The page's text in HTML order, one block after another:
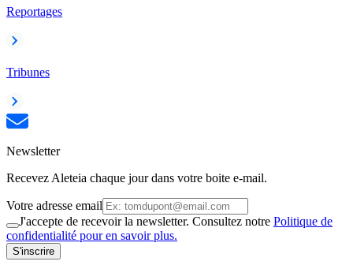
Reportages
Tribunes
Newsletter
Recevez Aleteia chaque jour dans votre boite e-mail.
Votre adresse email
J'accepte de recevoir la newsletter. Consultez notre Politique de
confidentialité pour en savoir plus.
S'inscrire